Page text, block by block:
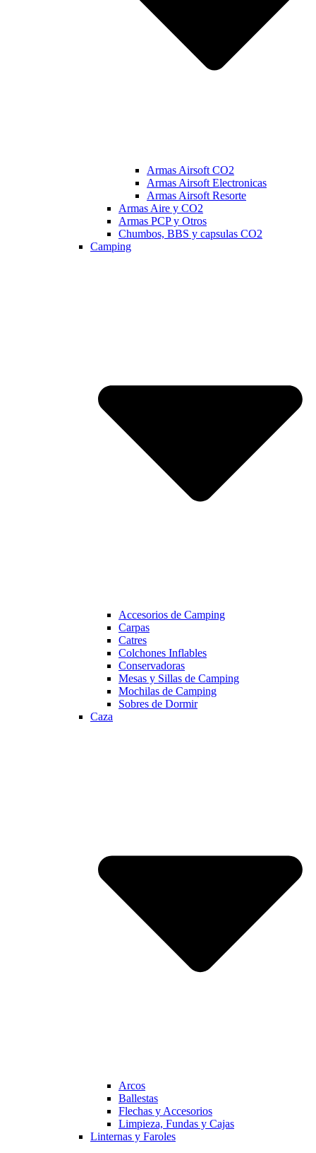
Armas Airsoft CO2
Armas Airsoft Electronicas
Armas Airsoft Resorte
Armas Aire y CO2
Armas PCP y Otros
Chumbos, BBS y capsulas CO2
Camping
Accesorios de Camping
Carpas
Catres
Colchones Inflables
Conservadoras
Mesas y Sillas de Camping
Mochilas de Camping
Sobres de Dormir
Caza
Arcos
Ballestas
Flechas y Accesorios
Limpieza, Fundas y Cajas
Linternas y Faroles